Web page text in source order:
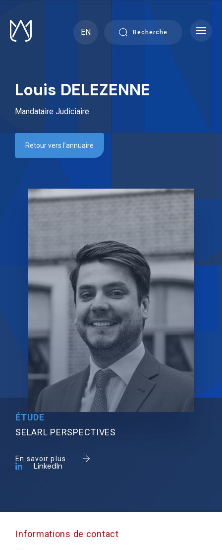
content
EN
Recherche
Louis DELEZENNE
Mandataire Judiciaire
Retour vers l’annuaire
ÉTUDE
SELARL PERSPECTIVES
En savoir plus
LinkedIn
Informations de contact